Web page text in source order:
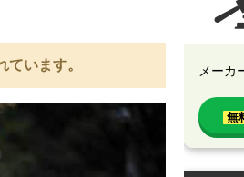
います。 メーカ
無